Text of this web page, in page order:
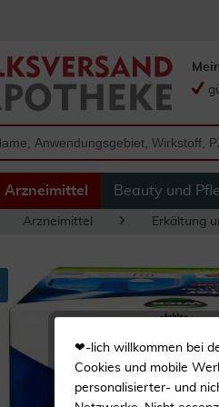
Arzneimittel Beauty und
Arzneimittel Erkältung
❤-lich willkommen bei
Cookies und mobile
personalisierter- und